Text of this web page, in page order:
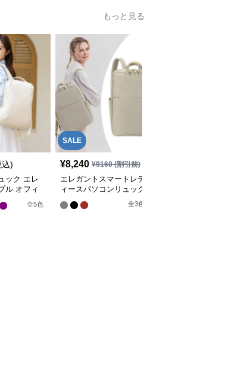
もっと見る
)
ック エレ
ル オフィ
全5色
SALE
¥8,240 ¥9160(割引前)
エレガントスマートレデ
ィースパソコンリュック
全3色